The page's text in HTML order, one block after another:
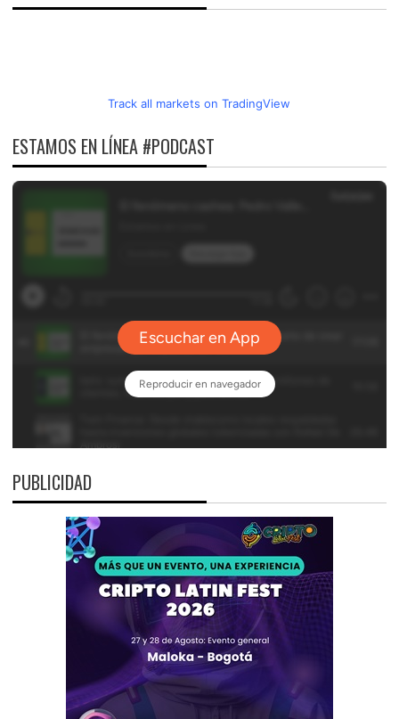
Track all markets on TradingView
ESTAMOS EN LÍNEA #PODCAST
PUBLICIDAD